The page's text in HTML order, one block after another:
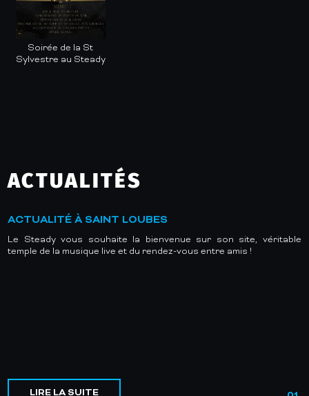
Soirée de la St
Sylvestre au Steady
ACTUALITÉS
ACTUALITÉ À SAINT LOUBES
Le Steady vous souhaite la bienvenue sur son site, véritable
temple de la musique live et du rendez-vous entre amis !
LIRE LA SUITE